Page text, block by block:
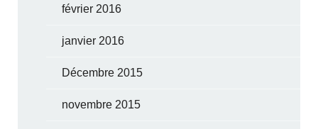
février 2016
janvier 2016
Décembre 2015
novembre 2015